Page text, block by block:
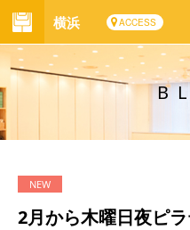
横浜 ACCESS
2月から木曜日夜ピ